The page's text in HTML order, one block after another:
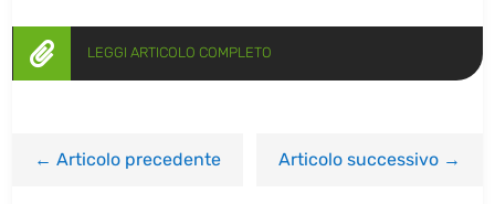
 LEGGI ARTICOLO COMPLETO
←Articolo precedente Articolo successivo→